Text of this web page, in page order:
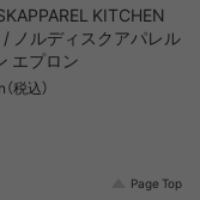
KITCHEN
/ ノルディスクアパレル
エプロン
税込）
Page Top